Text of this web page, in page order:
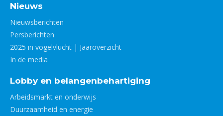
Nieuws
Nieuwsberichten
Persberichten
2025 in vogelvlucht | Jaaroverzicht
In de media
Lobby en belangenbehartiging
Arbeidsmarkt en onderwijs
Duurzaamheid en energie